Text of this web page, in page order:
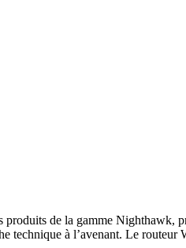
de la gamme Nighthawk,
technique à l’avenant. Le